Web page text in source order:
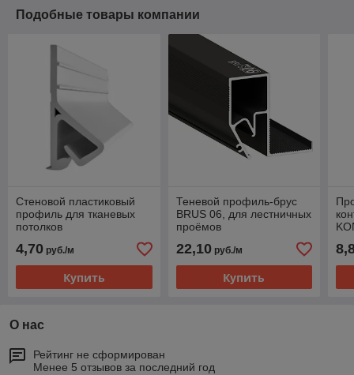
Подобные товары компании
Стеновой пластиковый
профиль для тканевых
потолков
4,70 руб./м
Купить
Теневой профиль-брус
BRUS 06, для лестничных
проёмов
22,10руб./м
Купить
О нас
Рейтинг не сформирован
Менее 5 отзывов за последний год